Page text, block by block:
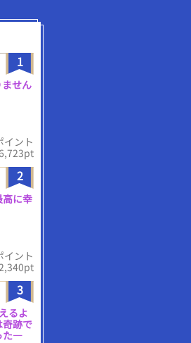
1
せん
イント
2
に幸
イント
3
るよ
奇跡で
た―